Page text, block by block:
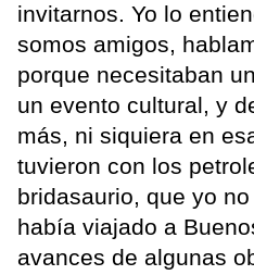
invitarnos. Yo lo
somos amigos,
porque necesitaban
un evento cultural, y
más, ni siquiera en
tuvieron con los
bridasaurio, que yo
había viajado a
avances de algunas